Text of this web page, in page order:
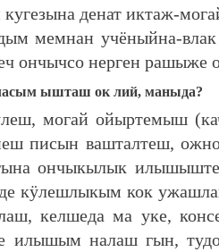
денат иктаж-
мемнан учёныйна-
ончычсо нерген рашыже
ышташ ок лий, маныда?
могай ойыртемыш
писын вашталтеш, ожно
ончыкылык
кӱлешлыкым кок
келшеда ма уке,
илышым налаш гын,